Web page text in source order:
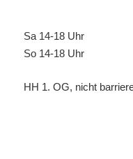
Sa 14-18 Uhr
So 14-18 Uhr
HH 1. OG, nicht